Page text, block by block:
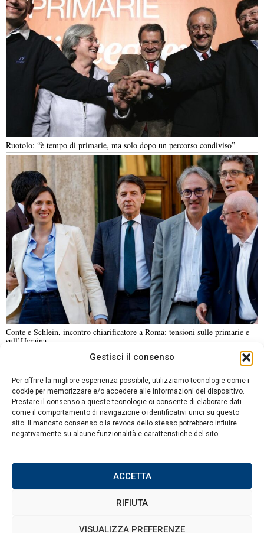
Gestisci il consenso
Per offrire la migliore esperienza possibile, utilizziamo tecnologie come i
cookie per memorizzare e/o accedere alle informazioni del dispositivo.
Prestare il consenso a queste tecnologie ci consente di elaborare dati
come il comportamento di navigazione o identificativi unici su questo
sito. Il mancato consenso o la revoca dello stesso potrebbero influire
negativamente su alcune funzionalità e caratteristiche del sito.
ACCETTA
RIFIUTA
VISUALIZZA PREFERENZE
Ruotolo: “è tempo di primarie, ma solo dopo un percorso condiviso”
Conte e Schlein, incontro chiarificatore a Roma: tensioni sulle primarie e
sull’Ucraina
ANALISI E OPINIONI
SPORT CULTURA VIAGGI
Contatti
Informativa sulla privacy
DA NON PERDERE
primarie democratiche in
riguardo a Israele
suscitano dibattito